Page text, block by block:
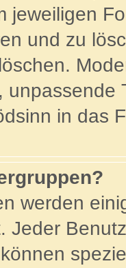
jeweiligen
und zu
unpassende
in das
werden
Jeder